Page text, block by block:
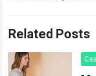
Related Posts